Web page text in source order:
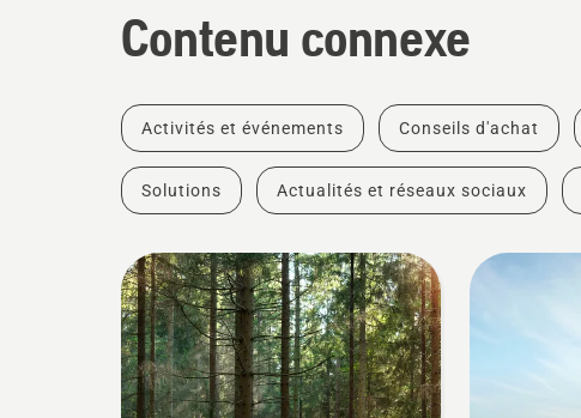
Contenu connexe
Activités et événements Conseils d'achat
Solutions Actualités et réseaux sociaux